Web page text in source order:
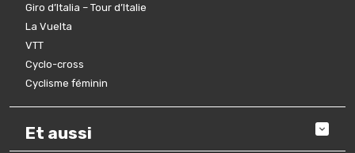
Giro d’Italia – Tour d’Italie
La Vuelta
VTT
Cyclo-cross
Cyclisme féminin
Et aussi